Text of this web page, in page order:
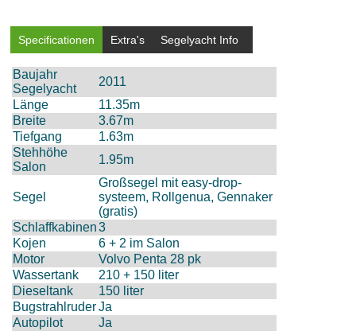
Specificationen Extra's Segelyacht Info
Baujahr
Segelyacht
2011
Länge
11.35m
Breite
3.67m
Tiefgang
1.63m
Stehhöhe
Salon
1.95m
Segel
Großsegel mit easy-drop-
systeem, Rollgenua, Gennaker
(gratis)
Schlaffkabinen3
Kojen
6 + 2 im Salon
Motor
Volvo Penta 28 pk
Wassertank
210 + 150 liter
Dieseltank
150 liter
BugstrahlruderJa
Autopilot
Ja